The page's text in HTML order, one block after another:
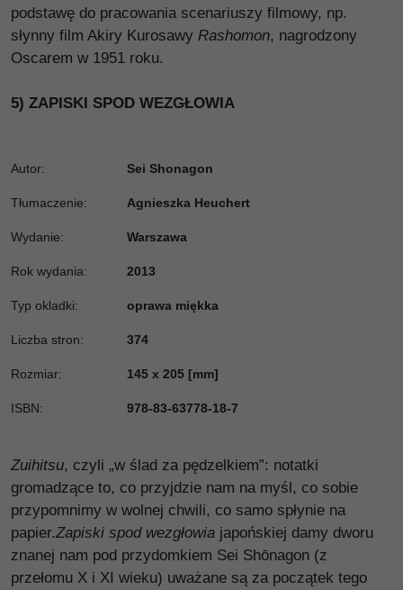
podstawę do pracowania scenariuszy filmowy, np.
słynny film Akiry Kurosawy Rashomon, nagrodzony
Oscarem w 1951 roku.
5) ZAPISKI SPOD WEZGŁOWIA
Autor: Sei Shonagon
Tłumaczenie: Agnieszka Heuchert
Wydanie: Warszawa
Rok wydania: 2013
Typ okladki: oprawa miękka
Liczba stron: 374
Rozmiar: 145 x 205 [mm]
ISBN: 978-83-63778-18-7
Zuihitsu, czyli „w ślad za pędzelkiem”: notatki
gromadzące to, co przyjdzie nam na myśl, co sobie
przypomnimy w wolnej chwili, co samo spłynie na
papier.Zapiski spod wezgłowia japońskiej damy dworu
znanej nam pod przydomkiem Sei Shōnagon (z
przełomu X i XI wieku) uważane są za początek tego